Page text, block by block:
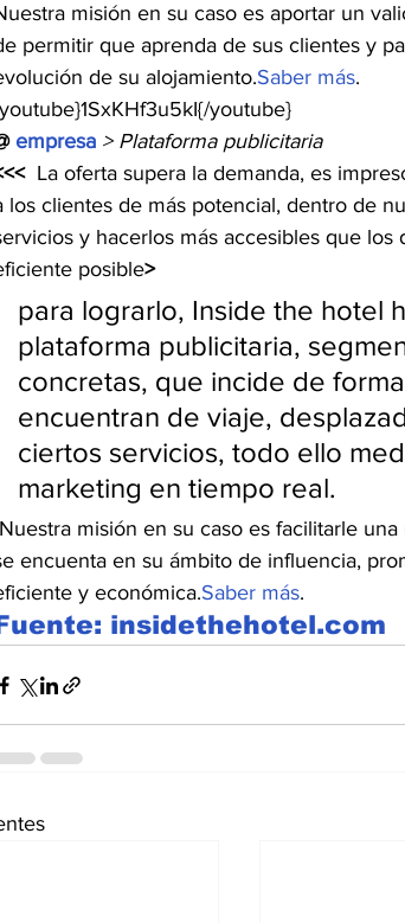
misión en su caso es aportar un
permitir que aprenda de sus clientes y
de su alojamiento.Saber más.
youtube}
empresa > Plataforma publicitaria
La oferta supera la demanda, es
los clientes de más potencial, dentro de
y hacerlos más accesibles que
posible>
para lograrlo, Inside the hotel
plataforma publicitaria,
concretas, que incide de
encuentran de viaje,
ciertos servicios, todo ello
marketing en tiempo real.
Nuestra misión en su caso es facilitarle
encuenta en su ámbito de influencia,
y económica.Saber más.
insidethehotel.com